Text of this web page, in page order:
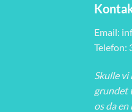
Email:
Telefon:
Skulle vi
grundet
os da